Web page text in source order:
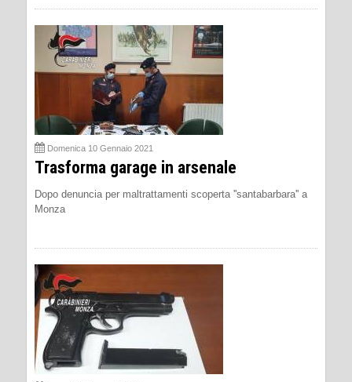
Domenica 10 Gennaio 2021
Trasforma garage in arsenale
Dopo denuncia per maltrattamenti scoperta ''santabarbara'' a
Monza